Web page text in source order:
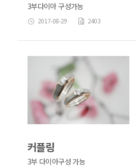
3부다이아 구성가능
2017-08-29 2403
커플링
3부 다이아구성 가능